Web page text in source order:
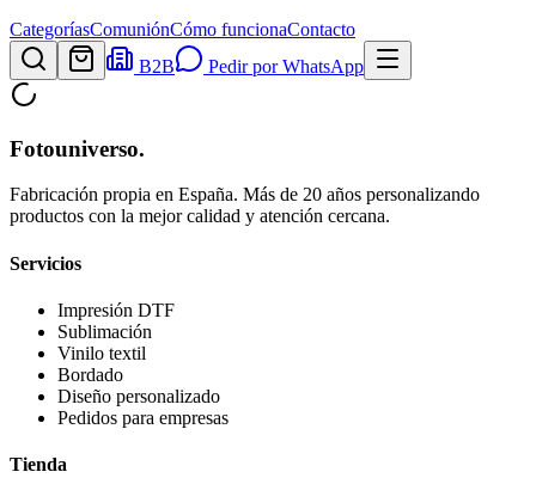
CategoríasComuniónCómo funcionaContacto
B2B
Pedir por WhatsApp
Fotouniverso.
Fabricación propia en España. Más de 20 años personalizando
productos con la mejor calidad y atención cercana.
Servicios
Impresión DTF
Sublimación
Vinilo textil
Bordado
Diseño personalizado
Pedidos para empresas
Tienda